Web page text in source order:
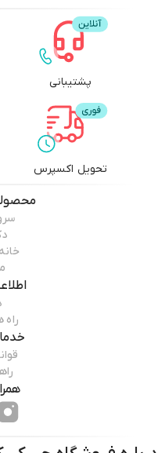
پشتیبانی
تحویل اکسپرس
راه